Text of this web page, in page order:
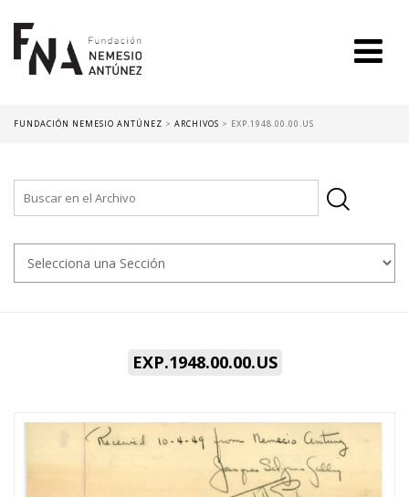
FUNDACIÓN NEMESIO ANTÚNEZ > ARCHIVOS > EXP.1948.00.00.US
EXP.1948.00.00.US